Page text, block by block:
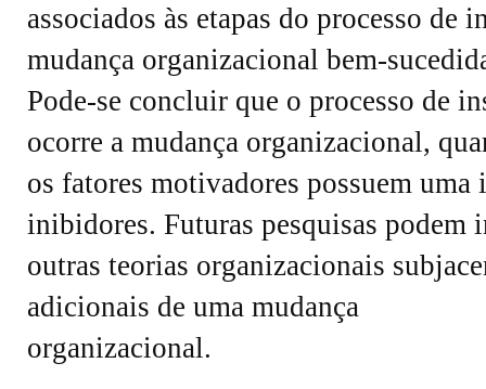
associados às etapas do processo
mudança organizacional bem-
Pode-se concluir que o processo de
ocorre a mudança organizacional,
os fatores motivadores possuem
inibidores. Futuras pesquisas podem
outras teorias organizacionais
adicionais de uma mudança
organizacional.